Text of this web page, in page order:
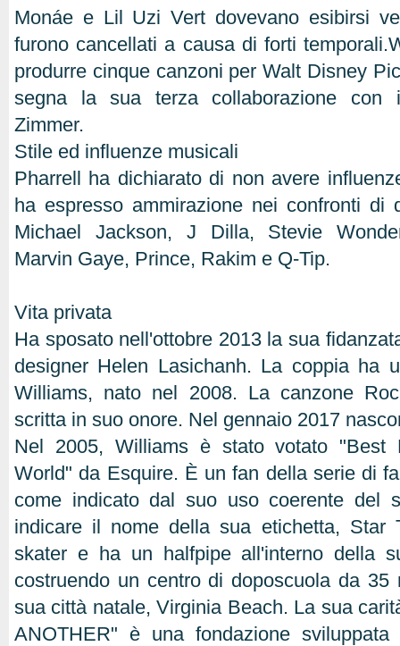
Monáe e Lil Uzi Vert dovevano esibirsi
furono cancellati a causa di forti
produrre cinque canzoni per Walt Disney
segna la sua terza collaborazione con
Zimmer.
Stile ed influenze musicali
Pharrell ha dichiarato di non avere
ha espresso ammirazione nei confronti di
Michael Jackson, J Dilla, Stevie
Marvin Gaye, Prince, Rakim e Q-Tip.
Vita privata
Ha sposato nell'ottobre 2013 la sua
designer Helen Lasichanh. La coppia ha
Williams, nato nel 2008. La canzone
scritta in suo onore. Nel gennaio 2017
Nel 2005, Williams è stato votato "Best
World" da Esquire. È un fan della serie di
come indicato dal suo uso coerente del
indicare il nome della sua etichetta, Star
skater e ha un halfpipe all'interno della
costruendo un centro di doposcuola da
sua città natale, Virginia Beach. La sua
ANOTHER" è una fondazione